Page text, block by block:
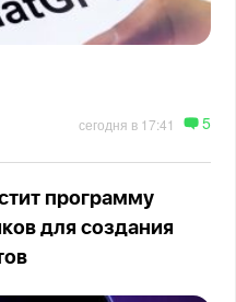
сегодня в 17:41 5
программу
для создания